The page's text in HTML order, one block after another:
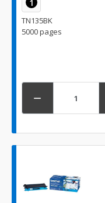
1
TN135BK
5000 pages
